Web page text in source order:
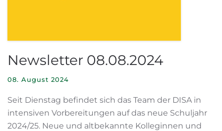
Newsletter 08.08.2024
08. August 2024
Seit Dienstag befindet sich das Team der DISA in
intensiven Vorbereitungen auf das neue Schuljahr
2024/25. Neue und altbekannte Kolleginnen und